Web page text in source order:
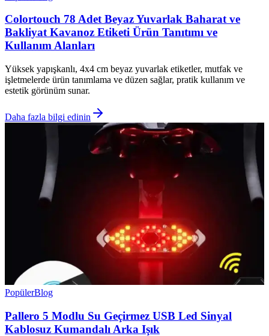
Colortouch 78 Adet Beyaz Yuvarlak Baharat ve
Bakliyat Kavanoz Etiketi Ürün Tanıtımı ve
Kullanım Alanları
Yüksek yapışkanlı, 4x4 cm beyaz yuvarlak etiketler, mutfak ve
işletmelerde ürün tanımlama ve düzen sağlar, pratik kullanım ve
estetik görünüm sunar.
Daha fazla bilgi edinin
PopülerBlog
Pallero 5 Modlu Su Geçirmez USB Led Sinyal
Kablosuz Kumandalı Arka Işık